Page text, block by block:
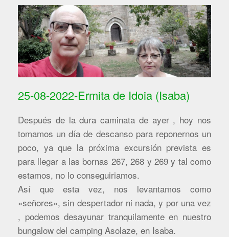
25-08-2022-Ermita de Idoia (Isaba)
Después de la dura caminata de ayer , hoy nos
tomamos un día de descanso para reponernos un
poco, ya que la próxima excursión prevista es
para llegar a las bornas 267, 268 y 269 y tal como
estamos, no lo conseguiriamos.
Así que esta vez, nos levantamos como
«señores», sin despertador ni nada, y por una vez
, podemos desayunar tranquilamente en nuestro
bungalow del camping Asolaze, en Isaba.